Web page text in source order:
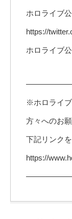
ホロライブ
https://
ホロライブ
※ホロライ
方々へのお
下記リンク
https://